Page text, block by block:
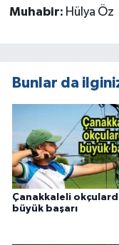
Muhabir: Hülya Öz
Bunlar da
Çanakkaleli
büyük başarı